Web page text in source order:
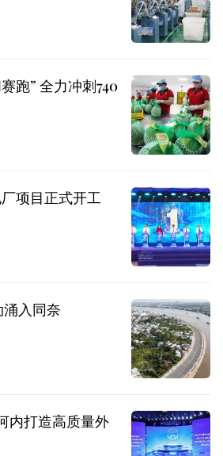
跑” 全力冲刺740
项目正式开工
入同奈
内打造高质量外